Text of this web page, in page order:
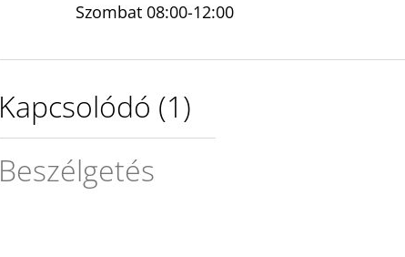
Szombat 08:00-12:00
Kapcsolódó (1)
Beszélgetés